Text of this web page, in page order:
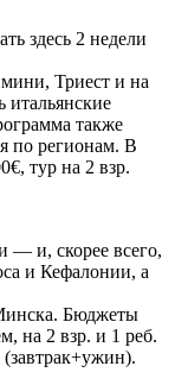
здесь 2 недели
Триест и на
итальянские
также
по регионам. В
тур на 2 взр.
— и, скорее всего,
и Кефалонии, а
Бюджеты
на 2 взр. и 1 реб.
(завтрак+ужин).